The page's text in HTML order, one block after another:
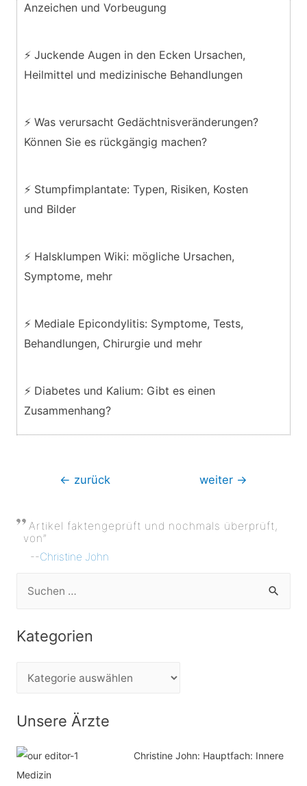
Anzeichen und Vorbeugung
⚡ Juckende Augen in den Ecken Ursachen,
Heilmittel und medizinische Behandlungen
⚡ Was verursacht Gedächtnisveränderungen?
Können Sie es rückgängig machen?
⚡ Stumpfimplantate: Typen, Risiken, Kosten
und Bilder
⚡ Halsklumpen Wiki: mögliche Ursachen,
Symptome, mehr
⚡ Mediale Epicondylitis: Symptome, Tests,
Behandlungen, Chirurgie und mehr
⚡ Diabetes und Kalium: Gibt es einen
Zusammenhang?
Beitragsnavigation
← zurück weiter →
Artikel faktengeprüft und nochmals überprüft,
von”
--Christine John
a
c
h
Kategorien
t
g
o
Unsere Ärzte
Christine John: Hauptfach: Innere
Medizin